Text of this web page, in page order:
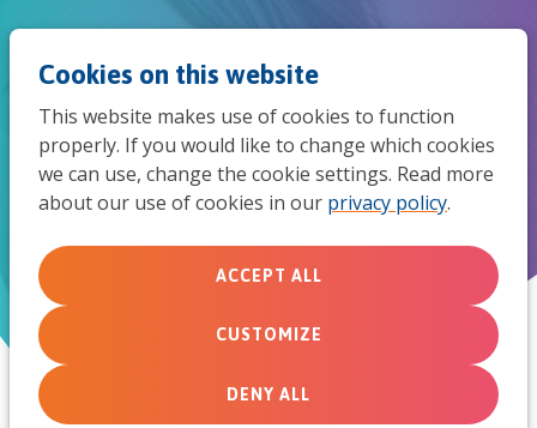
Cookies on this website
This website makes use of cookies to function
properly. If you would like to change which cookies
we can use, change the cookie settings. Read more
about our use of cookies in our privacy policy.
ACCEPT ALL
CUSTOMIZE
DENY ALL
Dorina's observaties van het
werkveld jeugd
July 18, 2018